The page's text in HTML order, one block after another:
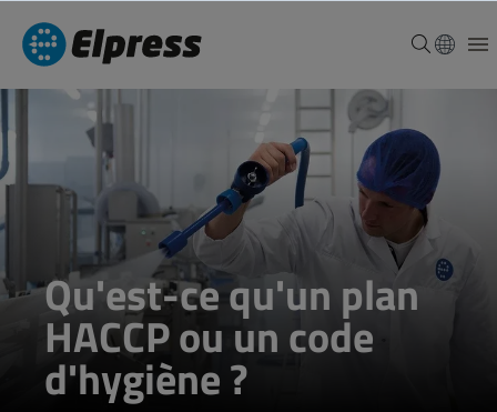
Qu'est-ce qu'un plan
HACCP ou un code
d'hygiène ?